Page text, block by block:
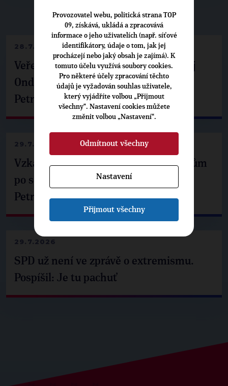
▶NEPŘEHLÉDNĚTE◀
28.7.2026
Veřejné finance, euro i školství. Matěj
Ondřej Havel jednal s prezidentem
Petrem Pavlem
29.7.2026
Vzkaz Matěje Ondřeje Havla příznivcům
po setkání s prezidentem republiky
Petrem Pavlem
29.7.2026
SPD už není ve zprávě o extremismu.
Pospíšil: Je tu pachuť
Provozovatel webu, politická strana TOP
09, získává, ukládá a zpracovává
informace o jeho uživatelích (např. síťové
identifikátory, údaje o tom, jak jej
procházejí nebo jaký obsah je zajímá). K
tomuto účelu využívá soubory cookies.
Pro některé účely zpracování těchto
údajů je vyžadován souhlas uživatele,
který vyjádříte volbou „Přijmout
všechny“. Nastavení cookies můžete
změnit volbou „Nastavení“.
Odmítnout všechny
Nastavení
Přijmout všechny